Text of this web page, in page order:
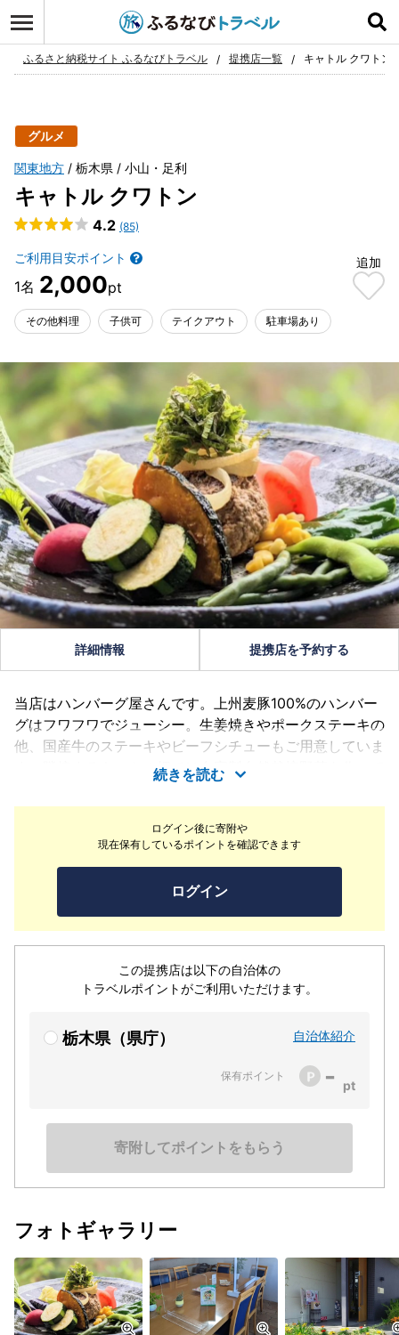
お気に入り
ふるさと納税サイト ふるなびトラベル 提携店一覧 キャトル クワトン
グルメ
関東地方 栃木県 小山・足利
キャトル クワトン
4.2 (85)
ご利用目安ポイント
2,000
追加
その他料理 子供可 テイクアウト 駐車場あり
ログイン後に寄附や
現在保有しているポイントを確認できます
ログイン
この提携店は以下の自治体の
トラベルポイントがご利用いただけます。
栃木県（県庁） 自治体紹介
保有ポイント -
寄附してポイントをもらう
詳細情報 提携店を予約する
当店はハンバーグ屋さんです。上州麦豚100%のハンバー
グはフワフワでジューシー。生姜焼きやポークステーキの
他、国産牛のステーキやビーフシチューもご用意していま
す。隣接するキャトル畑では自家製自然栽培野菜を作って
います♪毎朝店内で米粉パンを焼いています。ランチのセ
ットに、またテイクアウトもOK！食後にベイクドチーズ
ケーキもお召し上がりください。
続きを読む
フォトギャラリー